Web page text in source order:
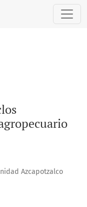
en el sector
Azcapotzalco